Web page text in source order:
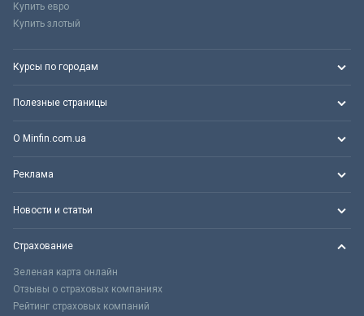
Купить евро
Купить злотый
Курсы по городам
Полезные страницы
О Minfin.com.ua
Реклама
Новости и статьи
Страхование
Зеленая карта онлайн
Отзывы о страховых компаниях
Рейтинг страховых компаний